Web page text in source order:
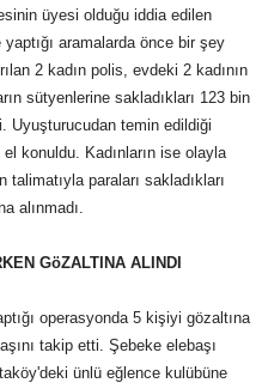
üyesi olduğu iddia edilen
aramalarda önce bir şey
2 kadın polis, evdeki 2 kadının
sütyenlerine sakladıkları 123 bin
Uyuşturucudan temin edildiği
konuldu. Kadınların ise olayla
paraları sakladıkları
alınmadı.
GöZALTINA ALINDI
operasyonda 5 kişiyi gözaltına
takip etti. Şebeke elebaşı
ünlü eğlence kulübüne